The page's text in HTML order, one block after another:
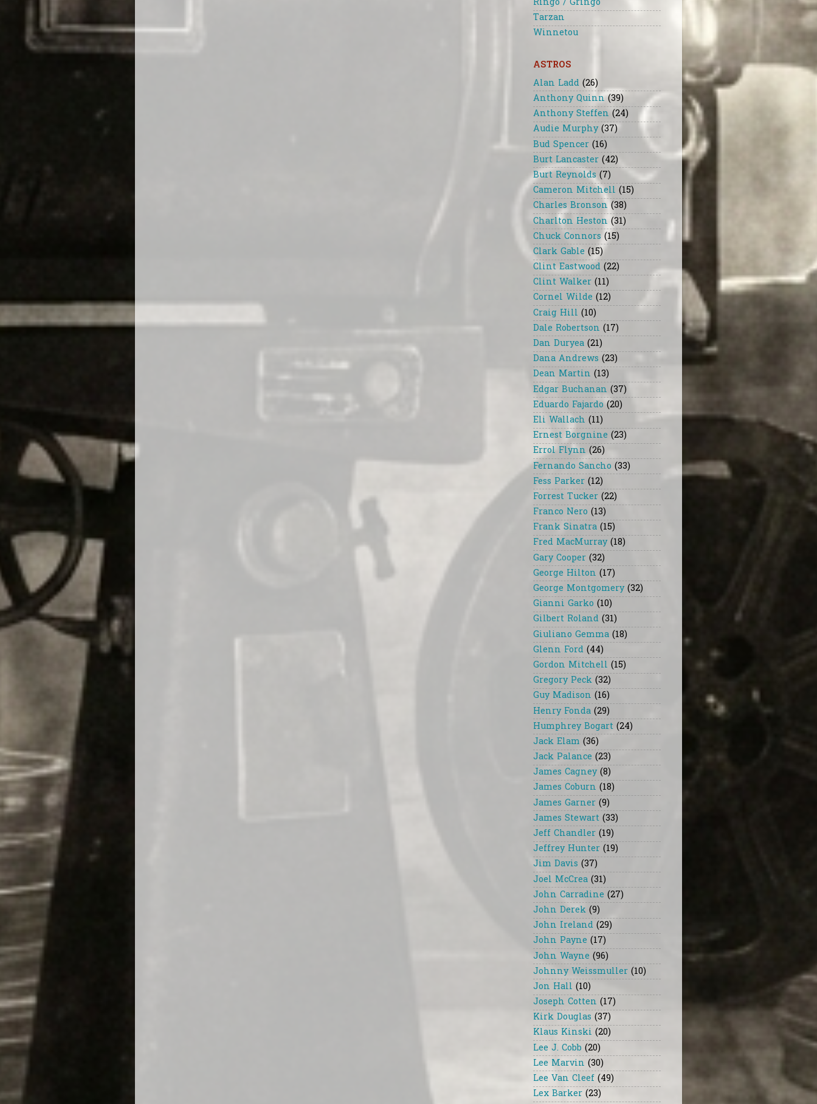
Ringo / Gringo
Tarzan
Winnetou
ASTROS
Alan Ladd (26)
Anthony Quinn (39)
Anthony Steffen (24)
Audie Murphy (37)
Bud Spencer (16)
Burt Lancaster (42)
Burt Reynolds (7)
Cameron Mitchell (15)
Charles Bronson (38)
Charlton Heston (31)
Chuck Connors (15)
Clark Gable (15)
Clint Eastwood (22)
Clint Walker (11)
Cornel Wilde (12)
Craig Hill (10)
Dale Robertson (17)
Dan Duryea (21)
Dana Andrews (23)
Dean Martin (13)
Edgar Buchanan (37)
Eduardo Fajardo (20)
Eli Wallach (11)
Ernest Borgnine (23)
Errol Flynn (26)
Fernando Sancho (33)
Fess Parker (12)
Forrest Tucker (22)
Franco Nero (13)
Frank Sinatra (15)
Fred MacMurray (18)
Gary Cooper (32)
George Hilton (17)
George Montgomery (32)
Gianni Garko (10)
Gilbert Roland (31)
Giuliano Gemma (18)
Glenn Ford (44)
Gordon Mitchell (15)
Gregory Peck (32)
Guy Madison (16)
Henry Fonda (29)
Humphrey Bogart (24)
Jack Elam (36)
Jack Palance (23)
James Cagney (8)
James Coburn (18)
James Garner (9)
James Stewart (33)
Jeff Chandler (19)
Jeffrey Hunter (19)
Jim Davis (37)
Joel McCrea (31)
John Carradine (27)
John Derek (9)
John Ireland (29)
John Payne (17)
John Wayne (96)
Johnny Weissmuller (10)
Jon Hall (10)
Joseph Cotten (17)
Kirk Douglas (37)
Klaus Kinski (20)
Lee J. Cobb (20)
Lee Marvin (30)
Lee Van Cleef (49)
Lex Barker (23)